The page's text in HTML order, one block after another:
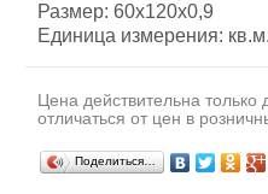
Размер: 60х120х0,9
Единица измерения: кв.м.
Цена действительна
отличаться от цен в
Поделиться…